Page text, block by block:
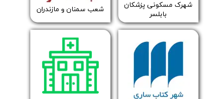
شهرک مسکونی پزشکان
بابلسر
​شعب سمنان و مازندران